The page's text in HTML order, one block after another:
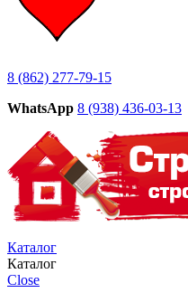
8 (862) 277-79-15
WhatsApp 8 (938) 436-03-13
Каталог
Каталог
Close